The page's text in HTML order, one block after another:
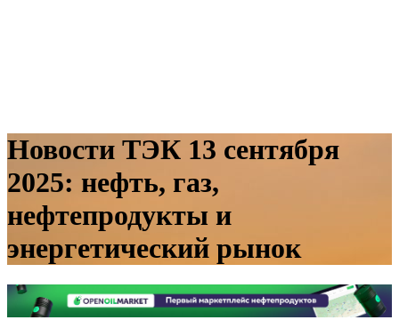
Новости ТЭК 13 сентября
2025: нефть, газ,
нефтепродукты и
энергетический рынок